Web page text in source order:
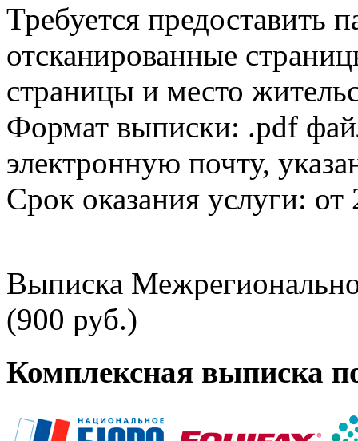
Требуется предоставить
отсканированные
страницы и место
Формат выписки: .pdf
электронную почту,
Срок оказания услуги: от
Выписка
(900 руб.)
Комплексная выписка